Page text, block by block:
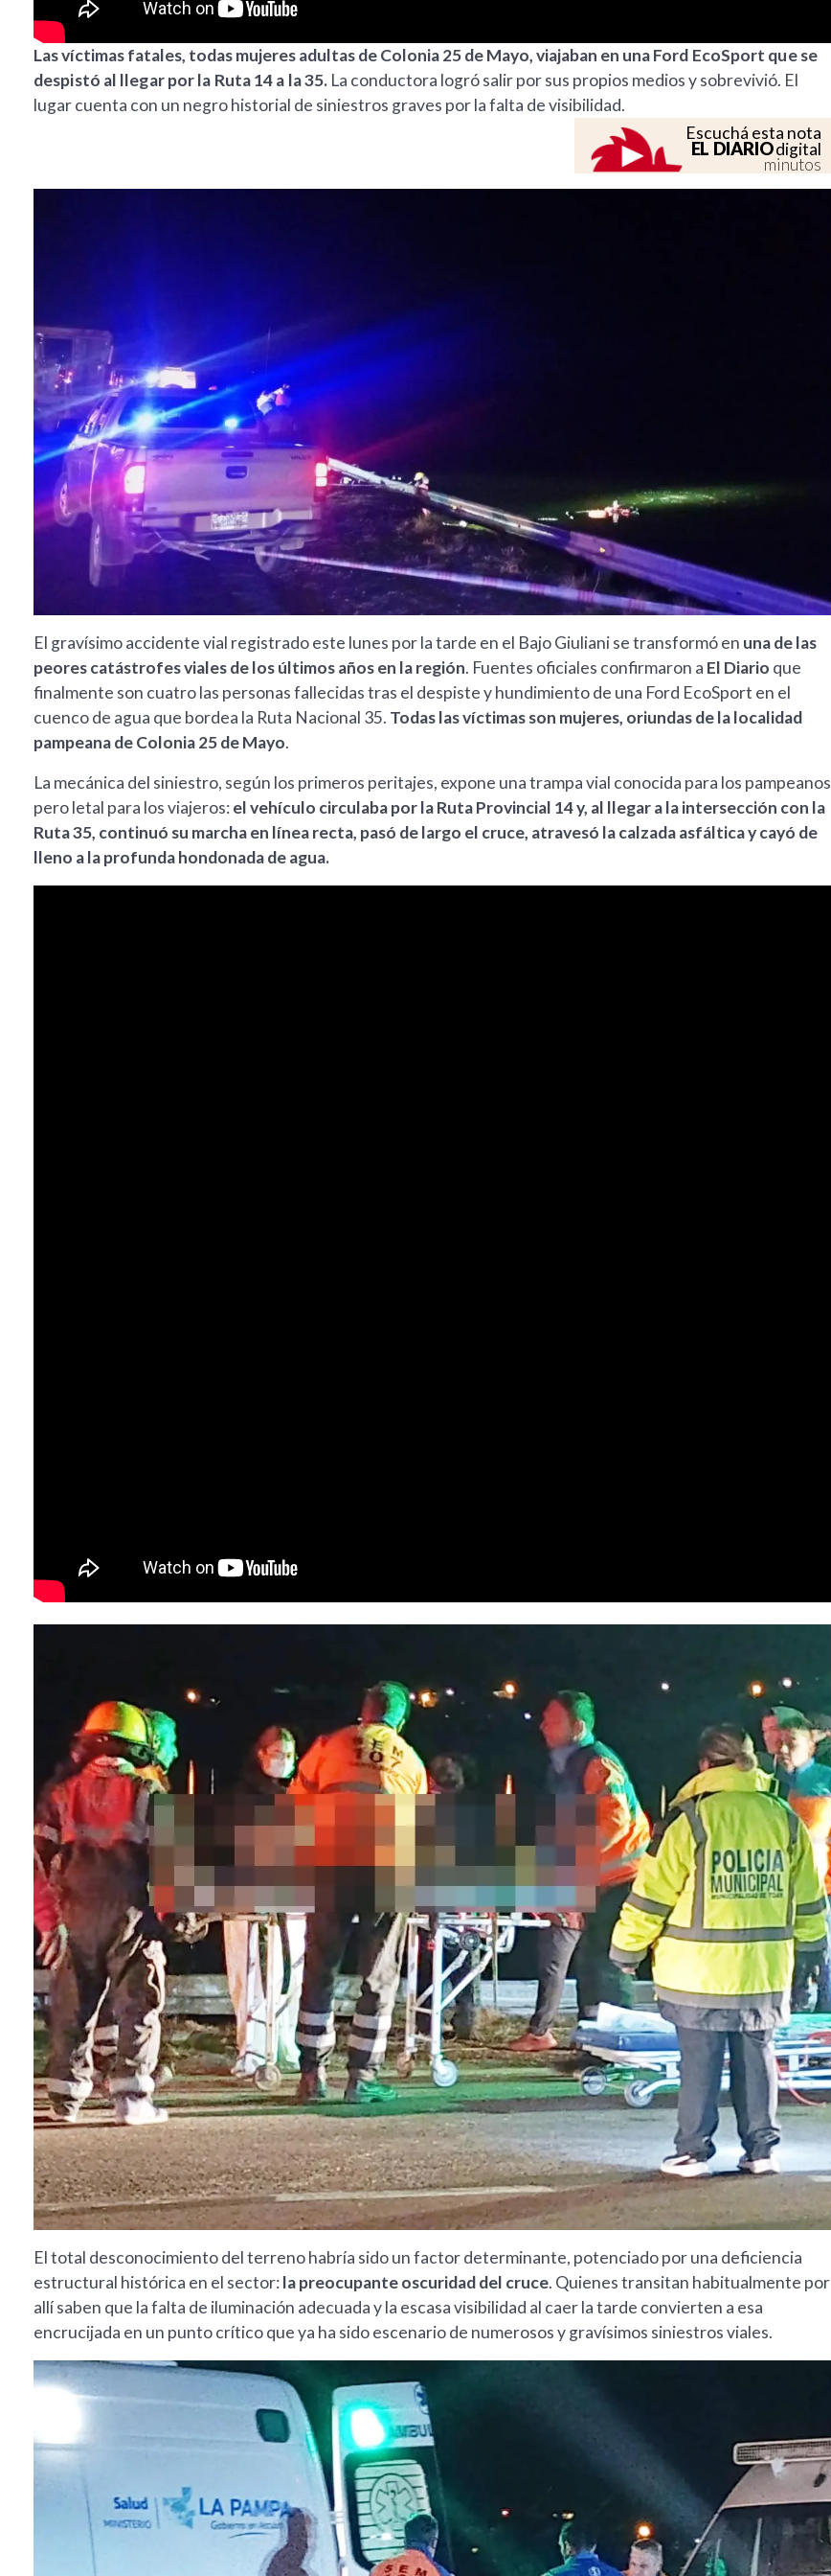
Las víctimas fatales, todas mujeres adultas de Colonia 25 de Mayo, viajaban en unaFord EcoSport que se
despistó al llegar por la Ruta 14 a la 35. La conductora logró salir por sus propios medios y sobrevivió. El
lugar cuenta con un negro historial de siniestros graves por la falta de visibilidad.
Escuchá esta nota
EL DIARIOdigital
minutos
El gravísimo accidente vial registrado este lunes por la tarde en el Bajo Giuliani se transformó en una de las
peores catástrofes viales de los últimos años en la región. Fuentes oficiales confirmaron a El Diario que
finalmente son cuatro las personas fallecidas tras el despiste y hundimiento de una Ford EcoSport en el
cuenco de agua que bordea la Ruta Nacional 35. Todas las víctimas son mujeres, oriundas de la localidad
pampeana de Colonia 25 de Mayo.
La mecánica del siniestro, según los primeros peritajes, expone una trampa vial conocida para los pampeanos
pero letal para los viajeros:el vehículo circulaba por la Ruta Provincial 14 y, al llegar a la intersección con la
Ruta 35, continuó su marcha en línea recta, pasó de largo el cruce, atravesó la calzada asfáltica y cayó de
lleno a la profunda hondonada de agua.
El total desconocimiento del terreno habría sido un factor determinante, potenciado por una deficiencia
estructural histórica en el sector:la preocupante oscuridad del cruce. Quienes transitan habitualmente por
allí saben que la falta de iluminación adecuada y la escasa visibilidad al caer la tarde convierten a esa
encrucijada en un punto crítico que ya ha sido escenario de numerosos y gravísimos siniestros viales.